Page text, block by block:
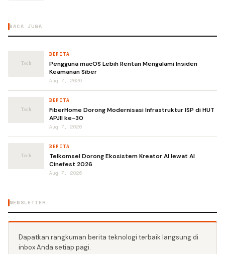
BACA JUGA
BERITA
Pengguna macOS Lebih Rentan Mengalami Insiden
Keamanan Siber
Aug 7, 2026
BERITA
FiberHome Dorong Modernisasi Infrastruktur ISP di HUT
APJII ke-30
Aug 7, 2026
BERITA
Telkomsel Dorong Ekosistem Kreator AI lewat AI
Cinefest 2026
Aug 7, 2026
NEWSLETTER
Dapatkan rangkuman berita teknologi terbaik langsung di
inbox Anda setiap pagi.